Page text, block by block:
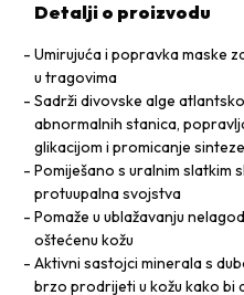
Detalji o proizvodu
Umirujuća i popravka maske
u tragovima
Sadrži divovske alge
abnormalnih stanica,
glikacijom i promicanje
Pomiješano s uralnim slatkim
protuupalna svojstva
Pomaže u ublažavanju
oštećenu kožu
Aktivni sastojci minerala s
brzo prodrijeti u kožu kako bi